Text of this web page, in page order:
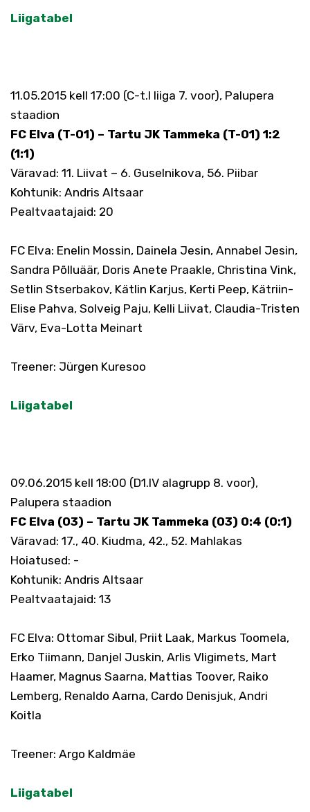
Liigatabel
11.05.2015 kell 17:00 (C-t.I liiga 7. voor), Palupera
staadion
FC Elva (T-01) – Tartu JK Tammeka (T-01) 1:2
(1:1)
Väravad: 11. Liivat – 6. Guselnikova, 56. Piibar
Kohtunik: Andris Altsaar
Pealtvaatajaid: 20
FC Elva: Enelin Mossin, Dainela Jesin, Annabel Jesin,
Sandra Põlluäär, Doris Anete Praakle, Christina Vink,
Setlin Stserbakov, Kätlin Karjus, Kerti Peep, Kätriin-
Elise Pahva, Solveig Paju, Kelli Liivat, Claudia-Tristen
Värv, Eva-Lotta Meinart
Treener: Jürgen Kuresoo
Liigatabel
09.06.2015 kell 18:00 (D1.IV alagrupp 8. voor),
Palupera staadion
FC Elva (03) – Tartu JK Tammeka (03) 0:4 (0:1)
Väravad: 17., 40. Kiudma, 42., 52. Mahlakas
Hoiatused: -
Kohtunik: Andris Altsaar
Pealtvaatajaid: 13
FC Elva: Ottomar Sibul, Priit Laak, Markus Toomela,
Erko Tiimann, Danjel Juskin, Arlis VIigimets, Mart
Haamer, Magnus Saarna, Mattias Toover, Raiko
Lemberg, Renaldo Aarna, Cardo Denisjuk, Andri
Koitla
Treener: Argo Kaldmäe
Liigatabel